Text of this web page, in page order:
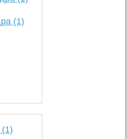
(1)